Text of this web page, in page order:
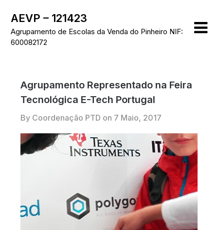
content
AEVP – 121423
Agrupamento de Escolas da Venda do Pinheiro NIF:
600082172
Agrupamento Representado na Feira
Tecnológica E-Tech Portugal
By Coordenação PTD on 7 Maio, 2017